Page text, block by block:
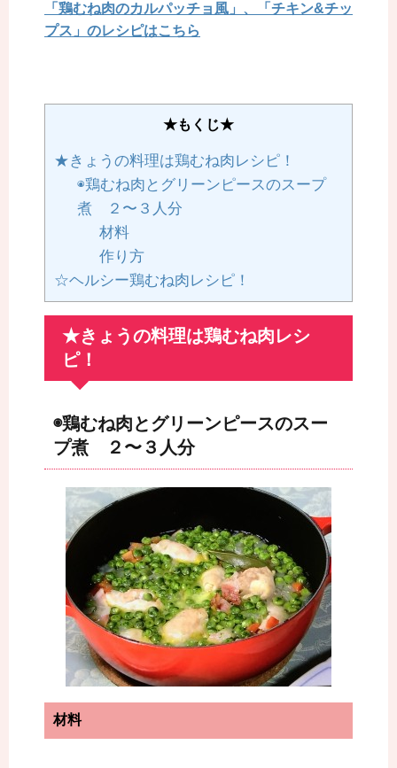
「鶏むね肉のカルパッチョ風」、「チキン&チッ
プス」のレシピはこちら
★もくじ★
★きょうの料理は鶏むね肉レシピ！
◉鶏むね肉とグリーンピースのスープ
煮 ２〜３人分
材料
作り方
☆ヘルシー鶏むね肉レシピ！
★きょうの料理は鶏むね肉レシ
ピ！
◉鶏むね肉とグリーンピースのスー
プ煮 ２〜３人分
材料